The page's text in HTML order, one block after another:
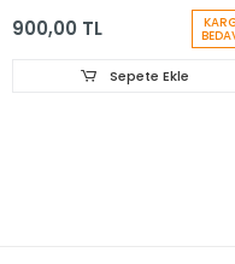
900,00 TL
Sepete Ekle